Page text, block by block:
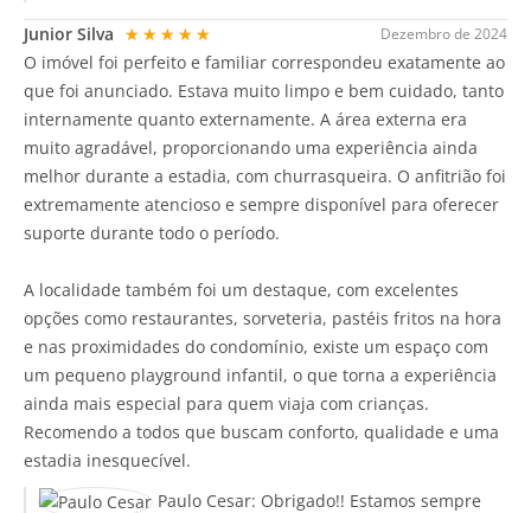
Dezembro de 2024
Junior Silva ★★★★★
O imóvel foi perfeito e familiar correspondeu exatamente ao
que foi anunciado. Estava muito limpo e bem cuidado, tanto
internamente quanto externamente. A área externa era
muito agradável, proporcionando uma experiência ainda
melhor durante a estadia, com churrasqueira. O anfitrião foi
extremamente atencioso e sempre disponível para oferecer
suporte durante todo o período.
A localidade também foi um destaque, com excelentes
opções como restaurantes, sorveteria, pastéis fritos na hora
e nas proximidades do condomínio, existe um espaço com
um pequeno playground infantil, o que torna a experiência
ainda mais especial para quem viaja com crianças.
Recomendo a todos que buscam conforto, qualidade e uma
estadia inesquecível.
Paulo Cesar: Obrigado!! Estamos sempre